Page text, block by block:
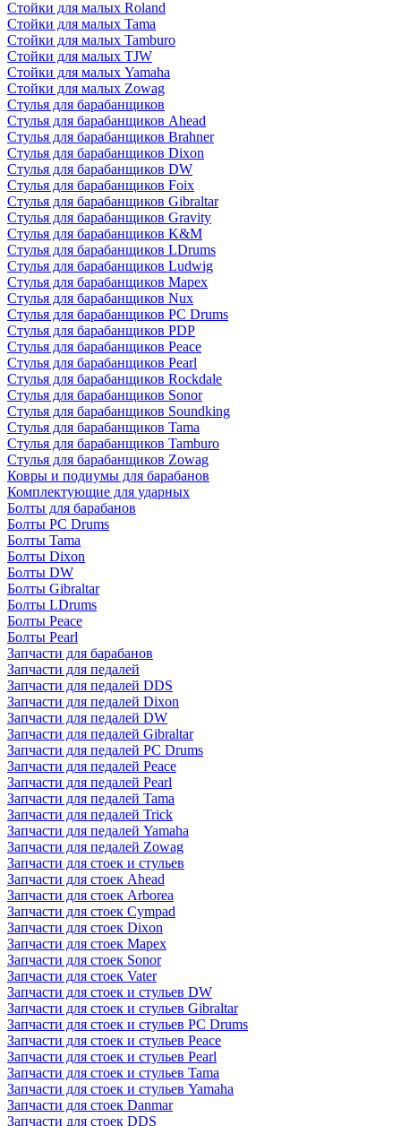
Стойки для малых Roland
Стойки для малых Tama
Стойки для малых Tamburo
Стойки для малых TJW
Стойки для малых Yamaha
Стойки для малых Zowag
Стулья для барабанщиков
Стулья для барабанщиков Ahead
Стулья для барабанщиков Brahner
Стулья для барабанщиков Dixon
Стулья для барабанщиков DW
Стулья для барабанщиков Foix
Стулья для барабанщиков Gibraltar
Стулья для барабанщиков Gravity
Стулья для барабанщиков K&M
Стулья для барабанщиков LDrums
Стулья для барабанщиков Ludwig
Стулья для барабанщиков Mapex
Стулья для барабанщиков Nux
Стулья для барабанщиков PC Drums
Стулья для барабанщиков PDP
Стулья для барабанщиков Peace
Стулья для барабанщиков Pearl
Стулья для барабанщиков Rockdale
Стулья для барабанщиков Sonor
Стулья для барабанщиков Soundking
Стулья для барабанщиков Tama
Стулья для барабанщиков Tamburo
Стулья для барабанщиков Zowag
Ковры и подиумы для барабанов
Комплектующие для ударных
Болты для барабанов
Болты PC Drums
Болты Tama
Болты Dixon
Болты DW
Болты Gibraltar
Болты LDrums
Болты Peace
Болты Pearl
Запчасти для барабанов
Запчасти для педалей
Запчасти для педалей DDS
Запчасти для педалей Dixon
Запчасти для педалей DW
Запчасти для педалей Gibraltar
Запчасти для педалей PC Drums
Запчасти для педалей Peace
Запчасти для педалей Pearl
Запчасти для педалей Tama
Запчасти для педалей Trick
Запчасти для педалей Yamaha
Запчасти для педалей Zowag
Запчасти для стоек и стульев
Запчасти для стоек Ahead
Запчасти для стоек Arborea
Запчасти для стоек Cympad
Запчасти для стоек Dixon
Запчасти для стоек Mapex
Запчасти для стоек Sonor
Запчасти для стоек Vater
Запчасти для стоек и стульев DW
Запчасти для стоек и стульев Gibraltar
Запчасти для стоек и стульев PC Drums
Запчасти для стоек и стульев Peace
Запчасти для стоек и стульев Pearl
Запчасти для стоек и стульев Tama
Запчасти для стоек и стульев Yamaha
Запчасти для стоек Danmar
Запчасти для стоек DDS